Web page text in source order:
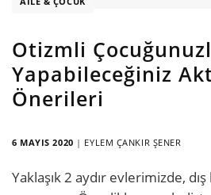
Otizmli
Yapabileceğiniz
Önerileri
6 MAYIS 2020 | EYLEM ÇANKIR ŞENER
Yaklaşık 2 aydır evlerimizde,